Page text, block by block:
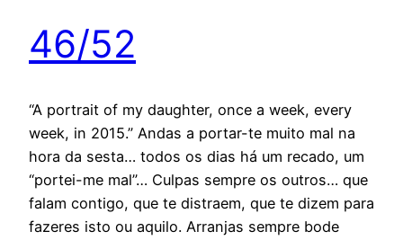
46/52
“A portrait of my daughter, once a week, every
week, in 2015.” Andas a portar-te muito mal na
hora da sesta… todos os dias há um recado, um
“portei-me mal”… Culpas sempre os outros… que
falam contigo, que te distraem, que te dizem para
fazeres isto ou aquilo. Arranjas sempre bode